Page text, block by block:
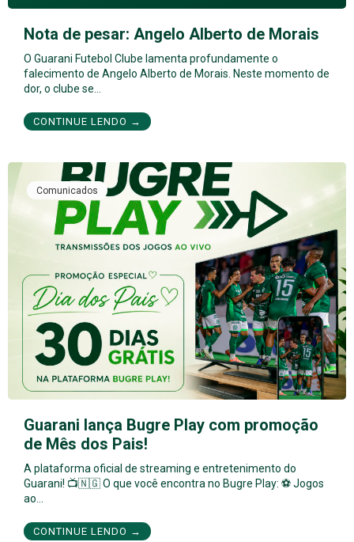
Nota de pesar: Angelo Alberto de Morais
O Guarani Futebol Clube lamenta profundamente o
falecimento de Angelo Alberto de Morais. Neste momento de
dor, o clube se…
CONTINUE LENDO →
Comunicados
Guarani lança Bugre Play com promoção
de Mês dos Pais!
A plataforma oficial de streaming e entretenimento do
Guarani! 📺🇳🇬 O que você encontra no Bugre Play: ⚽ Jogos
ao…
CONTINUE LENDO →